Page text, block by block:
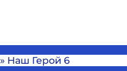
» Наш Герой 6